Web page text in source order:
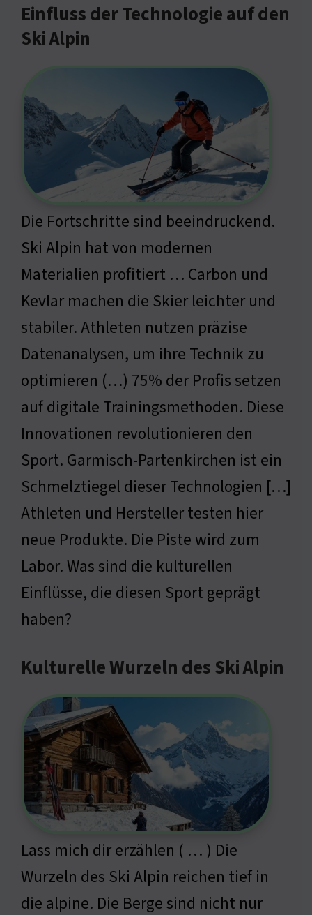
Einfluss der Technologie auf den
Ski Alpin
Die Fortschritte sind beeindruckend.
Ski Alpin hat von modernen
Materialien profitiert … Carbon und
Kevlar machen die Skier leichter und
stabiler. Athleten nutzen präzise
Datenanalysen, um ihre Technik zu
optimieren (…) 75% der Profis setzen
auf digitale Trainingsmethoden. Diese
Innovationen revolutionieren den
Sport. Garmisch-Partenkirchen ist ein
Schmelztiegel dieser Technologien […]
Athleten und Hersteller testen hier
neue Produkte. Die Piste wird zum
Labor. Was sind die kulturellen
Einflüsse, die diesen Sport geprägt
haben?
Kulturelle Wurzeln des Ski Alpin
Lass mich dir erzählen ( … ) Die
Wurzeln des Ski Alpin reichen tief in
die alpine. Die Berge sind nicht nur